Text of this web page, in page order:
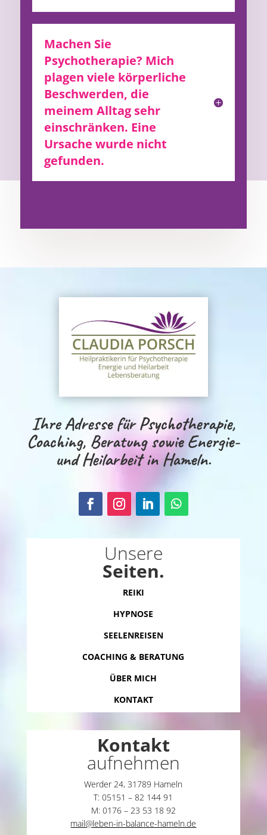
Machen Sie
Psychotherapie? Mich
plagen viele körperliche
Beschwerden, die
meinem Alltag sehr
einschränken. Eine
Ursache wurde nicht
gefunden.
Ihre Adresse für Psychotherapie,
Coaching, Beratung sowie Energie-
und Heilarbeit in Hameln.
Unsere
Seiten.
REIKI
HYPNOSE
SEELENREISEN
COACHING & BERATUNG
ÜBER MICH
KONTAKT
Kontakt
aufnehmen
Werder 24, 31789 Hameln
T: 05151 – 82 144 91
M: 0176 – 23 53 18 92
mail@leben-in-balance-hameln.de